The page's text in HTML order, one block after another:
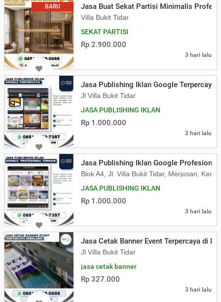
BARU Jasa Buat Sekat Partisi Minimalis
Villa Bukit Tidar
SEKAT PARTISI
Rp 2.900.000
3 hari lalu
Jasa Publishing Iklan Google Terpercaya
Jl Villa Bukit Tidar
JASA PUBLISHING IKLAN
Rp 1.000.000
3 hari lalu
Jasa Publishing Iklan Google Profesional
Blok A4, Jl. Villa Bukit Tidar, Merjosari, Kec.
JASA PUBLISHING IKLAN
Rp 1.000.000
3 hari lalu
Jasa Cetak Banner Event Terpercaya di
Jl Villa Bukit Tidar
jasa cetak banner
Rp 327.000
3 hari lalu